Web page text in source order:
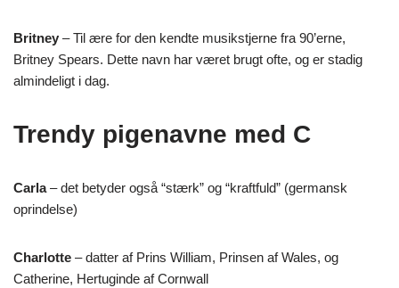
Britney – Til ære for den kendte musikstjerne fra 90’erne,
Britney Spears. Dette navn har været brugt ofte, og er stadig
almindeligt i dag.
Trendy pigenavne med C
Carla– det betyder også “stærk” og “kraftfuld” (germansk
oprindelse)
Charlotte – datter af Prins William, Prinsen af Wales, og
Catherine, Hertuginde af Cornwall